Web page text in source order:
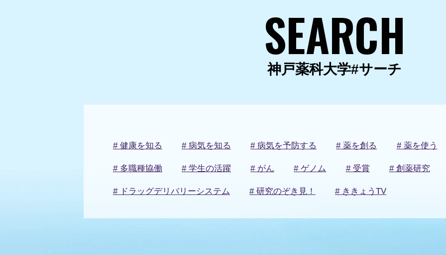
SEARCH
神戸薬科大学#サーチ
# 健康を知る # 病気を知る # 病気を予防する # 薬を創る # 薬を使う
# 多職種協働 # 学生の活躍 # がん # ゲノム # 受賞 # 創薬研究
# ドラッグデリバリーシステム # 研究のぞき見！ # ききょうTV